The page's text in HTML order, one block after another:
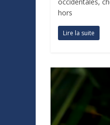
hors
Lire la suite